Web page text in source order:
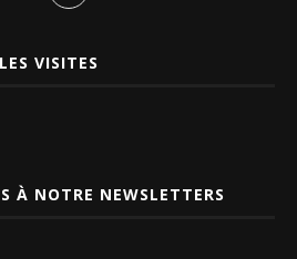
LES VISITES
À NOTRE NEWSLETTERS